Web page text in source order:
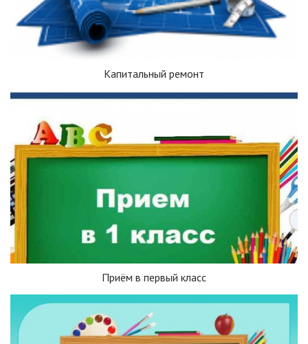
Капитальный ремонт
Приём в первый класс